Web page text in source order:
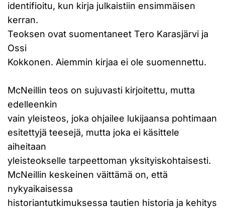
identifioitu, kun kirja julkaistiin ensimmäisen
kerran.
Teoksen ovat suomentaneet Tero Karasjärvi ja
Ossi
Kokkonen. Aiemmin kirjaa ei ole suomennettu.
McNeillin teos on sujuvasti kirjoitettu, mutta
edelleenkin
vain yleisteos, joka ohjailee lukijaansa pohtimaan
esitettyjä teesejä, mutta joka ei käsittele
aiheitaan
yleisteokselle tarpeettoman yksityiskohtaisesti.
McNeillin keskeinen väittämä on, että
nykyaikaisessa
historiantutkimuksessa tautien historia ja kehitys